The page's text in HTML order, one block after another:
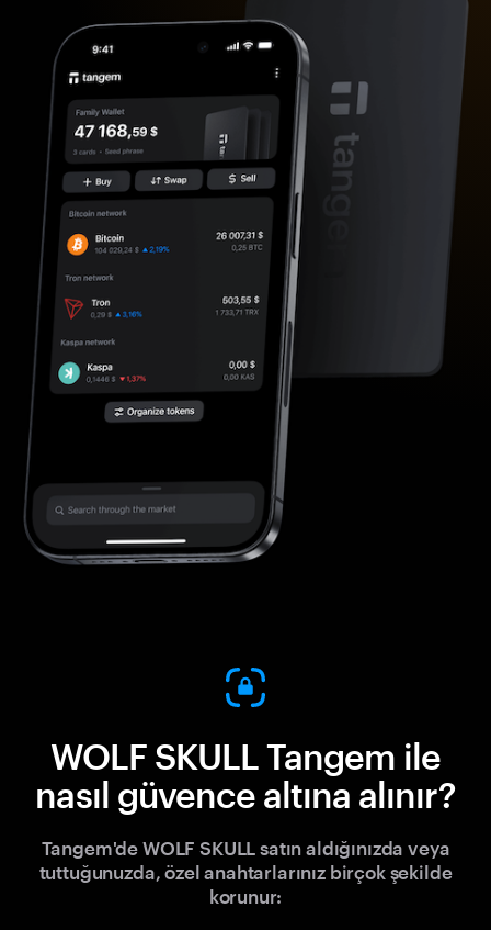
WOLF SKULL Tangem ile
nasıl güvence altına alınır?
Tangem'de WOLF SKULL satın aldığınızda veya
tuttuğunuzda, özel anahtarlarınız birçok şekilde
korunur: